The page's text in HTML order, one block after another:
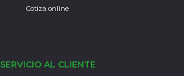
Cotiza online
SERVICIO AL CLIENTE